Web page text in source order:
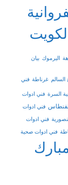
اليرموك بيان
السالم غرناطة فني
السرة فني ادوات
فني ادوات
فني ادوات
فني ادوات صحية